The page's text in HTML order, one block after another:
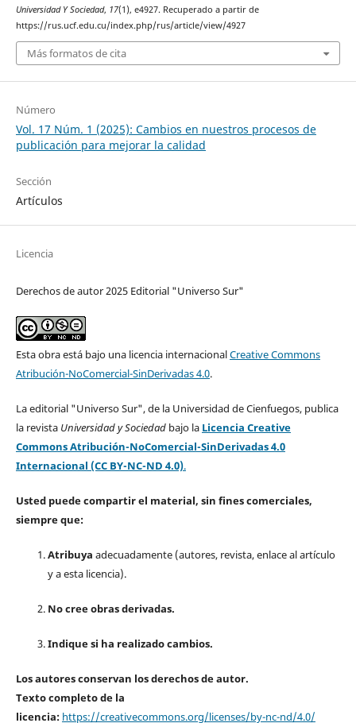
Universidad Y Sociedad, 17(1), e4927. Recuperado a partir de
https://rus.ucf.edu.cu/index.php/rus/article/view/4927
Más formatos de cita
Número
Vol. 17 Núm. 1 (2025): Cambios en nuestros procesos de
publicación para mejorar la calidad
Sección
Artículos
Licencia
Derechos de autor 2025 Editorial "Universo Sur"
Esta obra está bajo una licencia internacionalCreative Commons
Atribución-NoComercial-SinDerivadas 4.0.
La editorial "Universo Sur", de la Universidad de Cienfuegos, publica
la revista Universidad y Sociedad bajo la Licencia Creative
Commons Atribución-NoComercial-SinDerivadas 4.0
Internacional (CC BY-NC-ND 4.0).
Usted puede compartir el material, sin fines comerciales,
siempre que:
Atribuya adecuadamente (autores, revista, enlace al artículo
y a esta licencia).
No cree obras derivadas.
Indique si ha realizado cambios.
Los autores conservan los derechos de autor.
Texto completo de la
licencia: https://creativecommons.org/licenses/by-nc-nd/4.0/